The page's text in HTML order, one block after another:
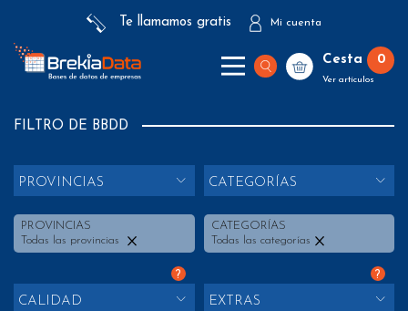
Te llamamos gratis Mi cuenta
Cesta 0
Ver artículos
FILTRO DE BBDD
PROVINCIAS
PROVINCIAS
Todas las provincias
CATEGORÍAS
CATEGORÍAS
Todas las categorías
?
CALIDAD
?
EXTRAS